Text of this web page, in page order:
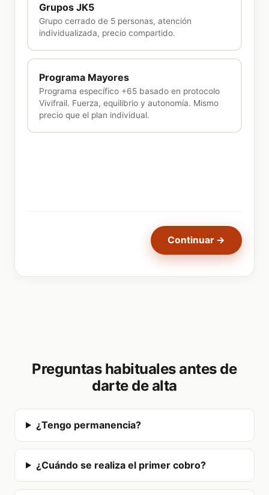
Grupos JK5
Grupo cerrado de 5 personas, atención
individualizada, precio compartido.
Programa Mayores
Programa específico +65 basado en protocolo
Vivifrail. Fuerza, equilibrio y autonomía. Mismo
precio que el plan individual.
Continuar →
Preguntas habituales antes de
darte de alta
¿Tengo permanencia?
¿Cuándo se realiza el primer cobro?